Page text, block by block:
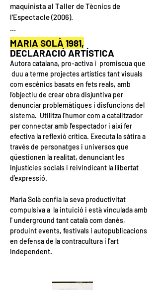
maquinista al Taller de Tècnics de
l’Espectacle (2006).
Pel que fa a les arts escèniques és
interpret i productora i ha rebut premis i
ajuts a escala europea. Cofunda “Las Feas”
(2002-2006), un col·lectiu artístic
d’espectacles deslocalitzats. El 2007
emigra a Dinamarca a on cofunda “The
Brunette bros.” (2008-2020), companyia
que produeix més de quinze espectacles
alguns dels quals giren per Europa com
“the Brunette bros circus” (2013-2020) i
“The Bluenette Sisters” (2011-2019). El 2018
retorna a la costa catalana i crea “Mama
Calypso”, projecte musical i produeix dos
discos, el “Disco d’Or” (2023) i “My Coconut”
espectacle en solitari titulat “Fets Reals” i
ha codirigit la primera edició del festival
“Free the freaks” a Copenhaguen.
Respecte a les arts visuals és
investigadora i fotògrafa. L'última
MARIA SOLÀ 1981,
DECLARACIÓ ARTÍSTICA
Autora catalana, pro-activa i promiscua que
duu a terme projectes artístics tant visuals
com escènics basats en fets reals, amb
l’objectiu de crear obra disjuntiva per
denunciar problemàtiques i disfuncions del
sistema. Utilitza l’humor com a catalitzador
per connectar amb l’espectador i així fer
efectiva la reflexió crítica. Executa la sàtira a
través de personatges i universos que
qüestionen la realitat, denunciant les
injustícies socials i reivindicant la llibertat
d’expressió.
Maria Solàconfia la seva productivitat
compulsiva a la intuició i està vinculada amb
l' underground tant català com danès,
produint events, festivals i autopublicacions
en defensa de la contracultura i l'art
independent.